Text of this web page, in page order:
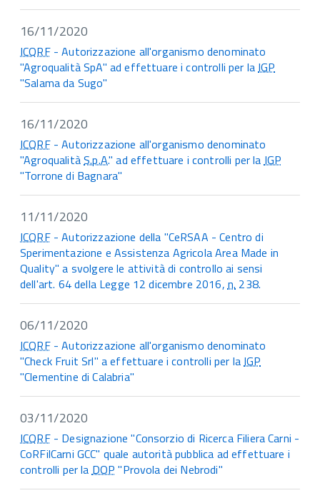
16/11/2020
ICQRF- Autorizzazione all'organismo denominato
"Agroqualità SpA" ad effettuare i controlli per laIGP
"Salama da Sugo"
16/11/2020
ICQRF- Autorizzazione all'organismo denominato
"AgroqualitàS.p.A." ad effettuare i controlli per laIGP
"Torrone di Bagnara"
11/11/2020
ICQRF- Autorizzazione della "CeRSAA - Centro di
Sperimentazione e Assistenza Agricola Area Made in
Quality" a svolgere le attività di controllo ai sensi
dell'art. 64 della Legge 12 dicembre 2016,n. 238.
06/11/2020
ICQRF- Autorizzazione all'organismo denominato
"Check Fruit Srl" a effettuare i controlli per laIGP
"Clementine di Calabria"
03/11/2020
ICQRF- Designazione "Consorzio di Ricerca Filiera Carni -
CoRFilCarni GCC" quale autorità pubblica ad effettuare i
controlli per laDOP "Provola dei Nebrodi"